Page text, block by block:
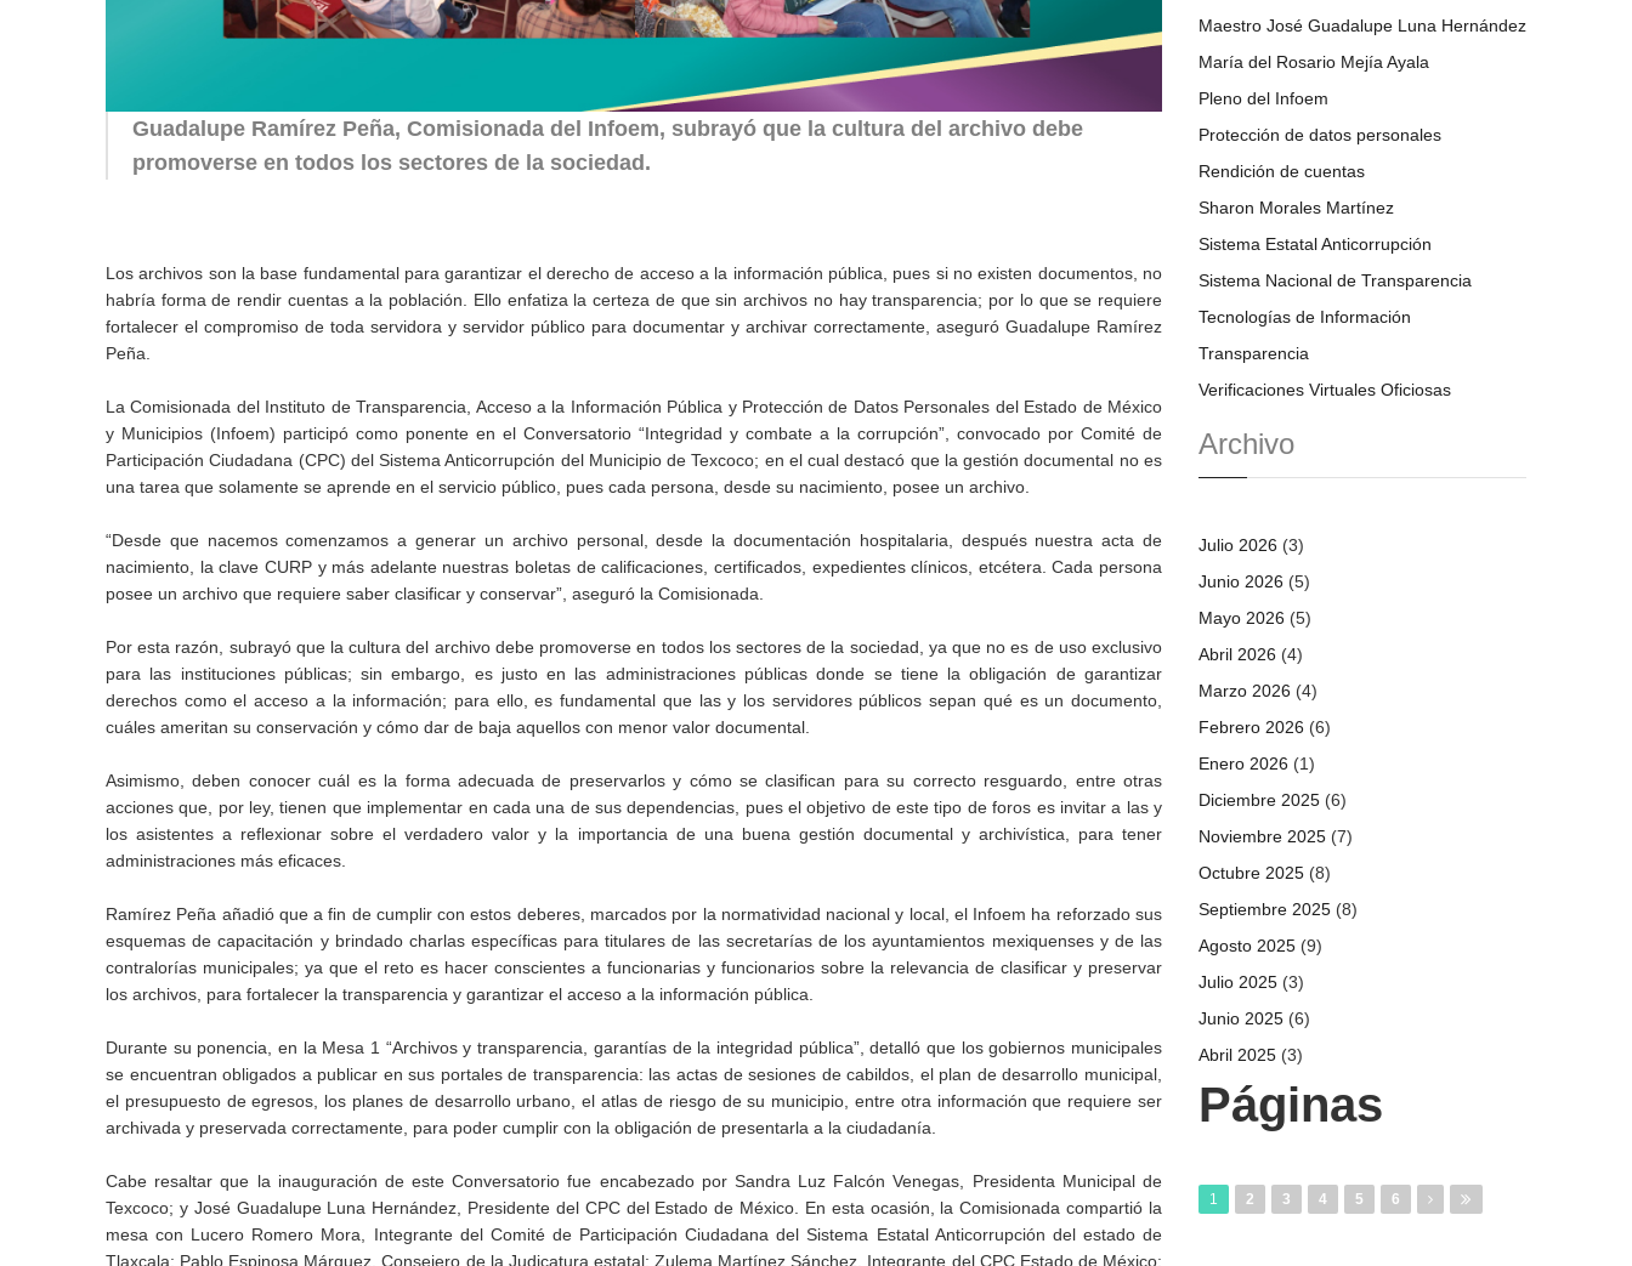
Guadalupe Ramírez Peña, Comisionada del Infoem, subrayó que la cultura del archivo debe
promoverse en todos los sectores de la sociedad.
Los archivos son la base fundamental para garantizar el derecho de acceso a la información pública, pues si no existen documentos, no
habría forma de rendir cuentas a la población. Ello enfatiza la certeza de que sin archivos no hay transparencia; por lo que se requiere
fortalecer el compromiso de toda servidora y servidor público para documentar y archivar correctamente, aseguró Guadalupe Ramírez
Peña.
La Comisionada del Instituto de Transparencia, Acceso a la Información Pública y Protección de Datos Personales del Estado de México
y Municipios (Infoem) participó como ponente en el Conversatorio “Integridad y combate a la corrupción”, convocado por Comité de
Participación Ciudadana (CPC) del Sistema Anticorrupción del Municipio de Texcoco; en el cual destacó que la gestión documental no es
una tarea que solamente se aprende en el servicio público, pues cada persona, desde su nacimiento, posee un archivo.
“Desde que nacemos comenzamos a generar un archivo personal, desde la documentación hospitalaria, después nuestra acta de
nacimiento, la clave CURP y más adelante nuestras boletas de calificaciones, certificados, expedientes clínicos, etcétera. Cada persona
posee un archivo que requiere saber clasificar y conservar”, aseguró la Comisionada.
Por esta razón, subrayó que la cultura del archivo debe promoverse en todos los sectores de la sociedad, ya que no es de uso exclusivo
para las instituciones públicas; sin embargo, es justo en las administraciones públicas donde se tiene la obligación de garantizar
derechos como el acceso a la información; para ello, es fundamental que las y los servidores públicos sepan qué es un documento,
cuáles ameritan su conservación y cómo dar de baja aquellos con menor valor documental.
Asimismo, deben conocer cuál es la forma adecuada de preservarlos y cómo se clasifican para su correcto resguardo, entre otras
acciones que, por ley, tienen que implementar en cada una de sus dependencias, pues el objetivo de este tipo de foros es invitar a las y
los asistentes a reflexionar sobre el verdadero valor y la importancia de una buena gestión documental y archivística, para tener
administraciones más eficaces.
Ramírez Peña añadió que a fin de cumplir con estos deberes, marcados por la normatividad nacional y local, el Infoem ha reforzado sus
esquemas de capacitación y brindado charlas específicas para titulares de las secretarías de los ayuntamientos mexiquenses y de las
contralorías municipales; ya que el reto es hacer conscientes a funcionarias y funcionarios sobre la relevancia de clasificar y preservar
los archivos, para fortalecer la transparencia y garantizar el acceso a la información pública.
Durante su ponencia, en la Mesa 1 “Archivos y transparencia, garantías de la integridad pública”, detalló que los gobiernos municipales
se encuentran obligados a publicar en sus portales de transparencia: las actas de sesiones de cabildos, el plan de desarrollo municipal,
el presupuesto de egresos, los planes de desarrollo urbano, el atlas de riesgo de su municipio, entre otra información que requiere ser
archivada y preservada correctamente, para poder cumplir con la obligación de presentarla a la ciudadanía.
Cabe resaltar que la inauguración de este Conversatorio fue encabezado por Sandra Luz Falcón Venegas, Presidenta Municipal de
Texcoco; y José Guadalupe Luna Hernández, Presidente del CPC del Estado de México. En esta ocasión, la Comisionada compartió la
mesa con Lucero Romero Mora, Integrante del Comité de Participación Ciudadana del Sistema Estatal Anticorrupción del estado de
Tlaxcala; Pablo Espinosa Márquez, Consejero de la Judicatura estatal; Zulema Martínez Sánchez, Integrante del CPC Estado de México;
Maestro José Guadalupe Luna Hernández
María del Rosario Mejía Ayala
Pleno del Infoem
Protección de datos personales
Rendición de cuentas
Sharon Morales Martínez
Sistema Estatal Anticorrupción
Sistema Nacional de Transparencia
Tecnologías de Información
Transparencia
Verificaciones Virtuales Oficiosas
Archivo
Julio 2026 (3)
Junio 2026 (5)
Mayo 2026 (5)
Abril 2026 (4)
Marzo 2026 (4)
Febrero 2026 (6)
Enero 2026 (1)
Diciembre 2025 (6)
Noviembre 2025 (7)
Octubre 2025 (8)
Septiembre 2025 (8)
Agosto 2025 (9)
Julio 2025 (3)
Junio 2025 (6)
Abril 2025 (3)
Páginas
1 2 3 4 5 6